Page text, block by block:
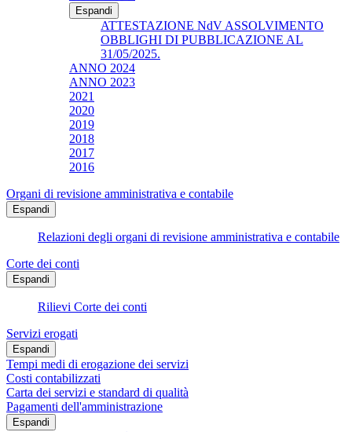
Espandi
ATTESTAZIONE NdV ASSOLVIMENTO
OBBLIGHI DI PUBBLICAZIONE AL
31/05/2025.
ANNO 2024
ANNO 2023
2021
2020
2019
2018
2017
2016
Organi di revisione amministrativa e contabile
Espandi
Relazioni degli organi di revisione amministrativa e contabile
Corte dei conti
Espandi
Rilievi Corte dei conti
Servizi erogati
Espandi
Tempi medi di erogazione dei servizi
Costi contabilizzati
Carta dei servizi e standard di qualità
Pagamenti dell'amministrazione
Espandi